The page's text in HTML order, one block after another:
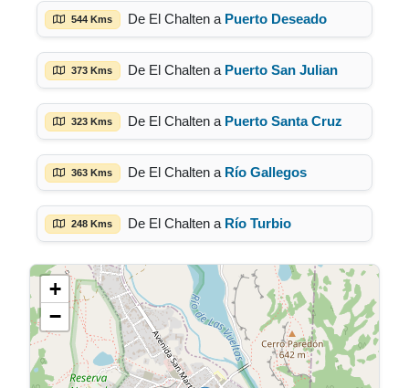
544 Kms De El Chalten a Puerto Deseado
373 Kms De El Chalten a Puerto San Julian
323 Kms De El Chalten a Puerto Santa Cruz
363 Kms De El Chalten a Río Gallegos
248 Kms De El Chalten a Río Turbio
+
−